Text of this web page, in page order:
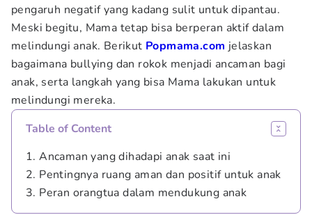
pengaruh negatif yang kadang sulit untuk dipantau.
Meski begitu, Mama tetap bisa berperan aktif dalam
melindungi anak. Berikut Popmama.com jelaskan
bagaimana bullying dan rokok menjadi ancaman bagi
anak, serta langkah yang bisa Mama lakukan untuk
melindungi mereka.
Table of Content
1. Ancaman yang dihadapi anak saat ini
2. Pentingnya ruang aman dan positif untuk anak
3. Peran orangtua dalam mendukung anak